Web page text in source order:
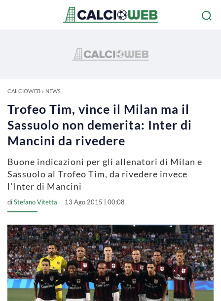
CALCIOWEB» NEWS
Trofeo Tim, vince il Milan ma il
Sassuolo non demerita: Inter di
Mancini da rivedere
Buone indicazioni per gli allenatori di Milan e
Sassuolo al Trofeo Tim, da rivedere invece
l'Inter di Mancini
diStefano Vitetta 13 Ago 2015 | 00:08